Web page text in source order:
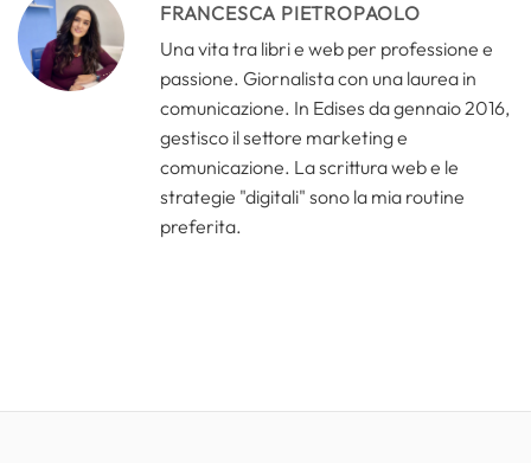
FRANCESCA PIETROPAOLO
Una vita tra libri e web per professione e
passione. Giornalista con una laurea in
comunicazione. In Edises da gennaio 2016,
gestisco il settore marketing e
comunicazione. La scrittura web e le
strategie "digitali" sono la mia routine
preferita.